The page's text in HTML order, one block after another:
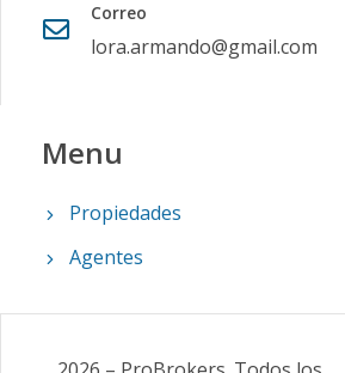
Correo
lora.armando@gmail.com
Menu
Propiedades
Agentes